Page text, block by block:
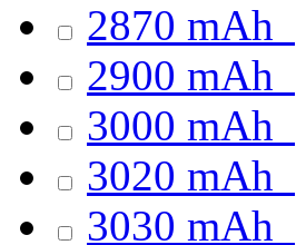
2870 mAh
2900 mAh
3000 mAh
3020 mAh
3030 mAh